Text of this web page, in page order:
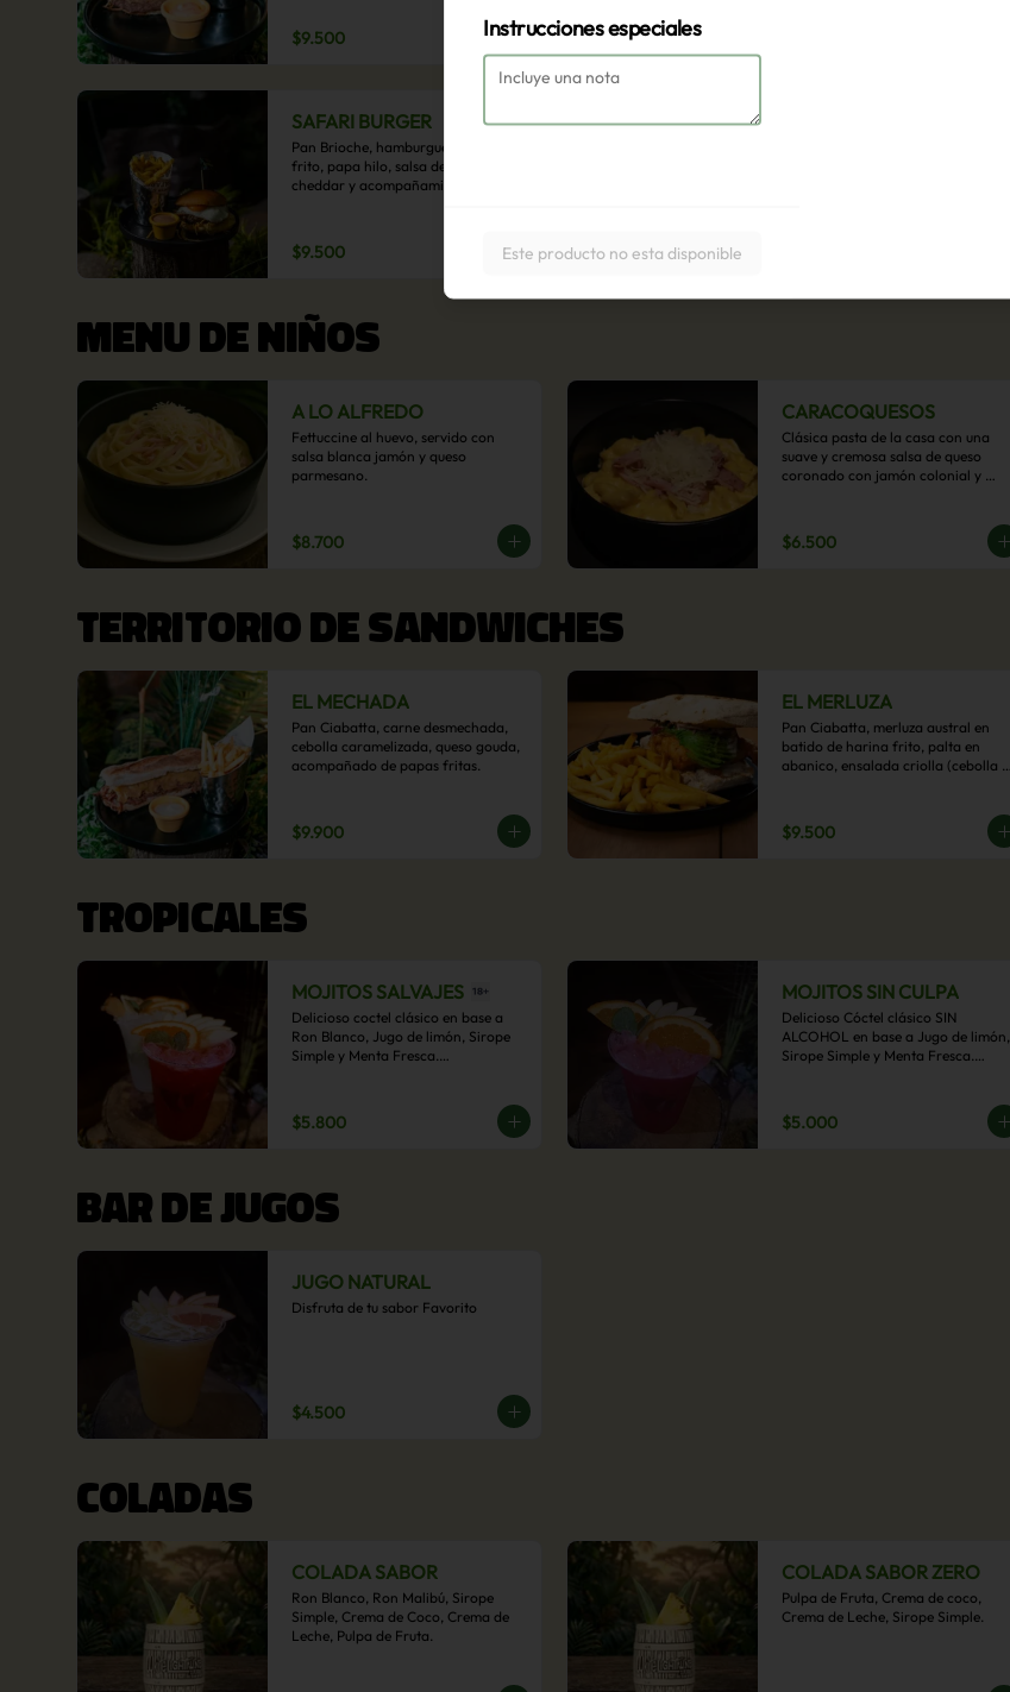
$9.500
SAFARI BURGER
Pan Brioche, hamburguesa, huevo
frito, papa hilo, salsa de queso
cheddar y acompañamiento de
$9.500
MENU DE NIÑOS
A LO ALFREDO
Fettuccine al huevo, servido con
salsa blanca jamón y queso
parmesano.
$8.700
CARACOQUESOS
Clásica pasta de la casa con una
suave y cremosa salsa de queso
coronado con jamón colonial y
$6.500
TERRITORIO DE SANDWICHES
EL MECHADA
Pan Ciabatta, carne desmechada,
cebolla caramelizada, queso gouda,
acompañado de papas fritas.
$9.900
EL MERLUZA
Pan Ciabatta, merluza austral en
batido de harina frito, palta en
abanico, ensalada criolla (cebolla
de papas fritas.
$9.500
TROPICALES
MOJITOS SALVAJES
Delicioso coctel clásico en base a
Ron Blanco, Jugo de limón, Sirope
Simple y Menta Fresca.
$5.800
MOJITOS SIN CULPA
Delicioso Cóctel clásico SIN
ALCOHOL en base a Jugo de limón,
Sirope Simple y Menta Fresca.
$5.000
BAR DE JUGOS
JUGO NATURAL
Disfruta de tu sabor Favorito
$4.500
COLADAS
COLADA SABOR
Ron Blanco, Ron Malibú, Sirope
Simple, Crema de Coco, Crema de
Leche, Pulpa de Fruta.
COLADA SABOR ZERO
Pulpa de Fruta, Crema de coco,
Crema de Leche, Sirope Simple.
Instrucciones especiales
Este producto no esta disponible